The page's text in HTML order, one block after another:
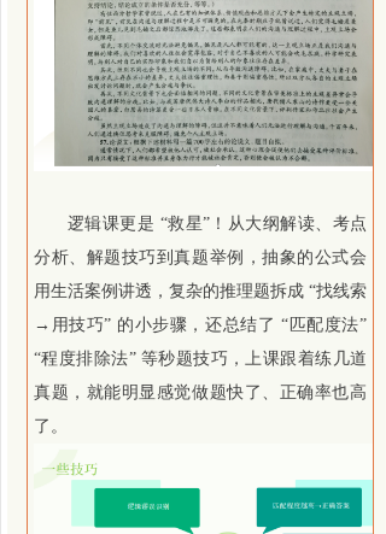
逻辑课更是 “救星”！ 从大纲解读、考点
分析、解题技巧到真题举例，抽象的公式会
用生活案例讲透，复杂的推理题拆成 “找线索
→用技巧” 的小步骤，还总结了 “匹配度法”
“程度排除法” 等秒题技巧，上课跟着练几道
真题，就能明显感觉做题快了、正确率也高
了。